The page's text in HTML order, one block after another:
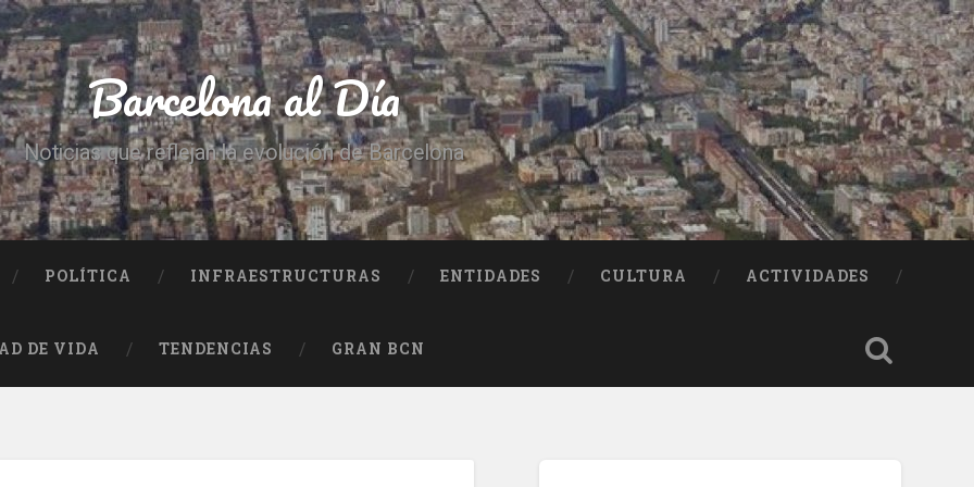
Barcelona al Día
Noticias que reflejan la evolución de Barcelona
POLÍTICA INFRAESTRUCTURAS ENTIDADES CULTURA ACTIVIDADES
DE VIDA TENDENCIAS GRAN BCN